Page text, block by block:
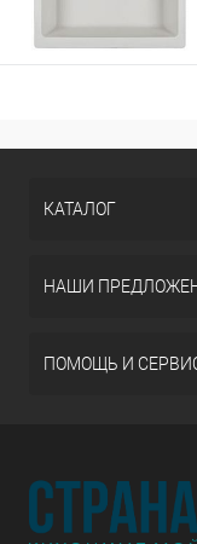
КАТАЛОГ
НАШИ
ПОМОЩЬ И